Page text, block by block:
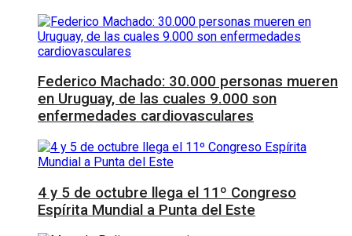
Federico Machado: 30.000 personas mueren
en Uruguay, de las cuales 9.000 son
enfermedades cardiovasculares
4 y 5 de octubre llega el 11º Congreso
Espírita Mundial a Punta del Este